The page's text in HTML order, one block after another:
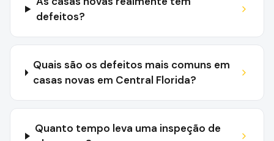
defeitos?
Quais são os defeitos mais comuns em
casas novas em Central Florida?
Quanto tempo leva uma inspeção de